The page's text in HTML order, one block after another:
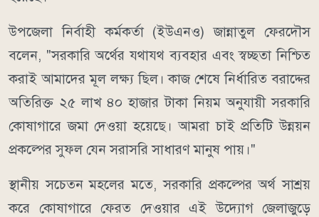
উপজেলা নির্বাহী কর্মকর্তা (ইউএনও) জান্নাতুল ফেরদৌস
বলেন, "সরকারি অর্থের যথাযথ ব্যবহার এবং স্বচ্ছতা নিশ্চিত
করাই আমাদের মূল লক্ষ্য ছিল। কাজ শেষে নির্ধারিত বরাদ্দের
অতিরিক্ত ২৫ লাখ ৪০ হাজার টাকা নিয়ম অনুযায়ী সরকারি
কোষাগারে জমা দেওয়া হয়েছে। আমরা চাই প্রতিটি উন্নয়ন
প্রকল্পের সুফল যেন সরাসরি সাধারণ মানুষ পায়।"
স্থানীয় সচেতন মহলের মতে, সরকারি প্রকল্পের অর্থ সাশ্রয়
করে কোষাগারে ফেরত দেওয়ার এই উদ্যোগ জেলাজুড়ে